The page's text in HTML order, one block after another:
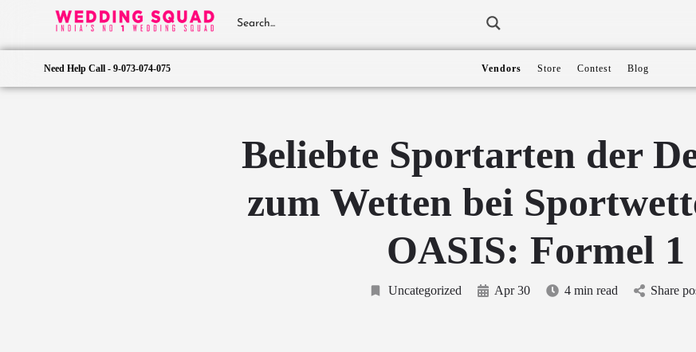
Need Help Call - 9-073-074-075 Vendors Store Contest Blog
Beliebte Sportarten der
zum Wetten bei
OASIS: Formel 1
Uncategorized Apr 30 4 min read Share